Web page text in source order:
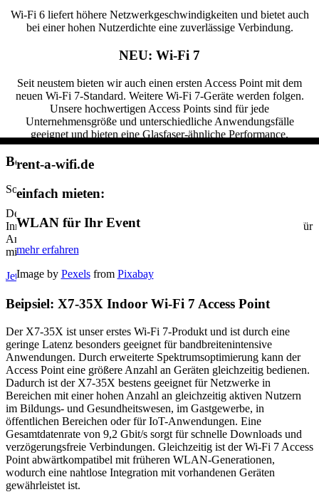
Wi-Fi 6 liefert höhere Netzwerkgeschwindigkeiten und bietet auch
bei einer hohen Nutzerdichte eine zuverlässige Verbindung.
NEU: Wi-Fi 7
Seit neustem bieten wir auch einen ersten Access Point mit dem
neuen Wi-Fi 7-Standard. Weitere Wi-Fi 7-Geräte werden folgen.
Unsere hochwertigen Access Points sind für jede
Unternehmensgröße und unterschiedliche Anwendungsfälle
geeignet und bieten eine Glasfaser-ähnliche Performance.
Beipsiel: XV2-21X Indoor WiFi 6 Access Point
Softwaredefinierter Access Point der Enterprise-Klasse
Der XV2-21X deckenmontierte 2×2 Wi-Fi 6 AP für den
Innenbereich bietet eine Gesamtbandbreite von 2,97 Gbit/s. Ideal für
Anwendungen im Gastgewerbe, im MDU sowie in kleinen und
mittleren Unternehmen.
Jetzt bei uns anfragen!Download Datenblatt (EN, PDF)
Beipsiel: X7-35X Indoor Wi-Fi 7 Access Point
Der X7-35X ist unser erstes Wi-Fi 7-Produkt und ist durch eine
geringe Latenz besonders geeignet für bandbreitenintensive
Anwendungen. Durch erweiterte Spektrumsoptimierung kann der
Access Point eine größere Anzahl an Geräten gleichzeitig bedienen.
Dadurch ist der X7-35X bestens geeignet für Netzwerke in
Bereichen mit einer hohen Anzahl an gleichzeitig aktiven Nutzern
im Bildungs- und Gesundheitswesen, im Gastgewerbe, in
öffentlichen Bereichen oder für IoT-Anwendungen. Eine
Gesamtdatenrate von 9,2 Gbit/s sorgt für schnelle Downloads und
verzögerungsfreie Verbindungen. Gleichzeitig ist der Wi-Fi 7 Access
Point abwärtkompatibel mit früheren WLAN-Generationen,
wodurch eine nahtlose Integration mit vorhandenen Geräten
gewährleistet ist.
rent-a-wifi.de
einfach mieten:
WLAN für Ihr Event
mehr erfahren
Image by Pexelsfrom Pixabay